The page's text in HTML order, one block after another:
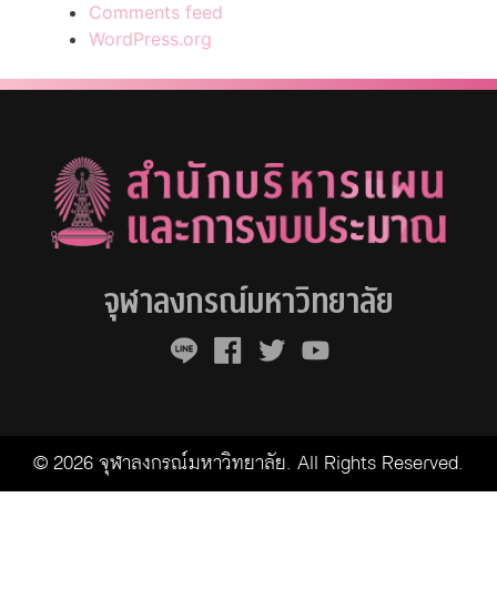
Comments feed
WordPress.org
จุฬาลงกรณ์มหาวิทยาลัย
© 2026 จุฬาลงกรณ์มหาวิทยาลัย. All Rights Reserved.